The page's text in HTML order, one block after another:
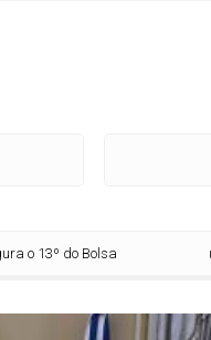
do Bolsa Família e